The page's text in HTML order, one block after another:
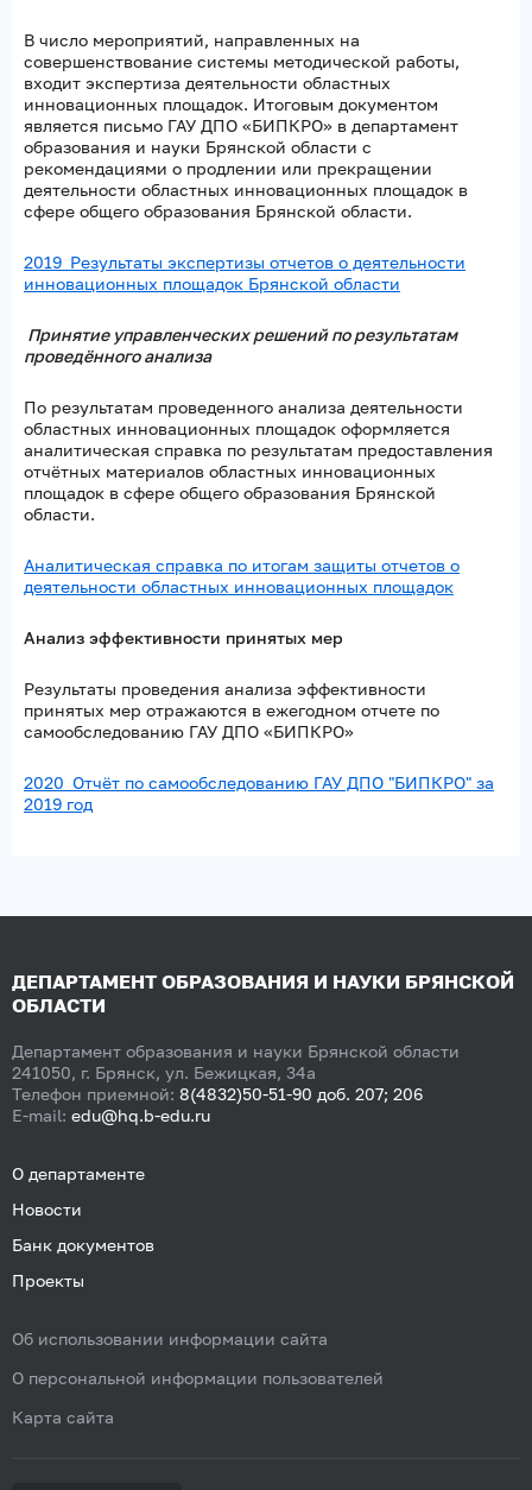
В число мероприятий, направленных на
совершенствование системы методической работы,
входит экспертиза деятельности областных
инновационных площадок. Итоговым документом
является письмо ГАУ ДПО «БИПКРО» в департамент
образования и науки Брянской области с
рекомендациями о продлении или прекращении
деятельности областных инновационных площадок в
сфере общего образования Брянской области.
2019_Результаты экспертизы отчетов о деятельности
инновационных площадок Брянской области
Принятие управленческих решений по результатам
проведённого анализа
По результатам проведенного анализа деятельности
областных инновационных площадок оформляется
аналитическая справка по результатам предоставления
отчётных материалов областных инновационных
площадок в сфере общего образования Брянской
области.
Аналитическая справка по итогам защиты отчетов о
деятельности областных инновационных площадок
Анализ эффективности принятых мер
Результаты проведения анализа эффективности
принятых мер отражаются в ежегодном отчете по
самообследованию ГАУ ДПО «БИПКРО»
2020_Отчёт по самообследованию ГАУ ДПО "БИПКРО" за
2019 год
ДЕПАРТАМЕНТ ОБРАЗОВАНИЯ И НАУКИ БРЯНСКОЙ
ОБЛАСТИ
Департамент образования и науки Брянской области
241050, г. Брянск, ул. Бежицкая, 34а
Телефон приемной: 8(4832)50-51-90 доб. 207; 206
E-mail: edu@hq.b-edu.ru
О департаменте
Новости
Банк документов
Проекты
Об использовании информации сайта
О персональной информации пользователей
Карта сайта